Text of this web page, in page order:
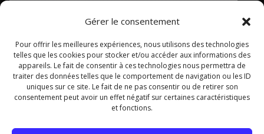
Gérer le consentement
Pour offrir les meilleures expériences, nous utilisons des technologies
telles que les cookies pour stocker et/ou accéder aux informations des
appareils. Le fait de consentir à ces technologies nous permettra de
traiter des données telles que le comportement de navigation ou les ID
uniques sur ce site. Le fait de ne pas consentir ou de retirer son
consentement peut avoir un effet négatif sur certaines caractéristiques
et fonctions.